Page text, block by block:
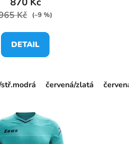
Kč (–9 %)
DETAIL
červená/zlatá